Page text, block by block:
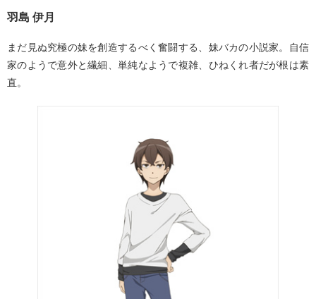
羽島 伊月
まだ見ぬ究極の妹を創造するべく奮闘する、妹バカの小説家。自信
家のようで意外と繊細、単純なようで複雑、ひねくれ者だが根は素
直。